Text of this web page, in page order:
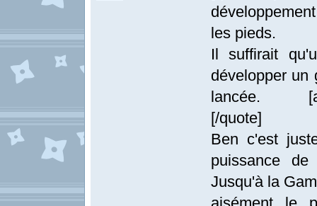
les pieds.
Il suffirait
développer un
lancée.
[/quote]
Ben c'est
puissance
Jusqu'à la